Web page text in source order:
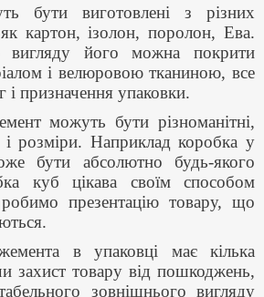
бути виготовлені з різних
як картон, ізолон, поролон, Ева.
вигляду його можна покрити
і велюровою тканиною, все
і призначення упаковки.
можуть бути різноманітні,
розміри. Наприклад коробка у
бути абсолютно будь-якого
куб цікава своїм способом
презентацію товару, що
в упаковці має кілька
захист товару від пошкоджень,
зовнішнього вигляду